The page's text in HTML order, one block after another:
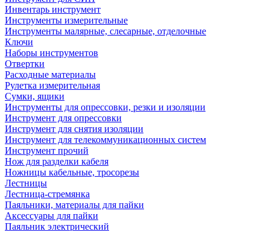
Инвентарь инструмент
Инструменты измерительные
Инструменты малярные, слесарные, отделочные
Ключи
Наборы инструментов
Отвертки
Расходные материалы
Рулетка измерительная
Сумки, ящики
Инструменты для опрессовки, резки и изоляции
Инструмент для опрессовки
Инструмент для снятия изоляции
Инструмент для телекоммуникационных систем
Инструмент прочий
Нож для разделки кабеля
Ножницы кабельные, тросорезы
Лестницы
Лестница-стремянка
Паяльники, материалы для пайки
Аксессуары для пайки
Паяльник электрический